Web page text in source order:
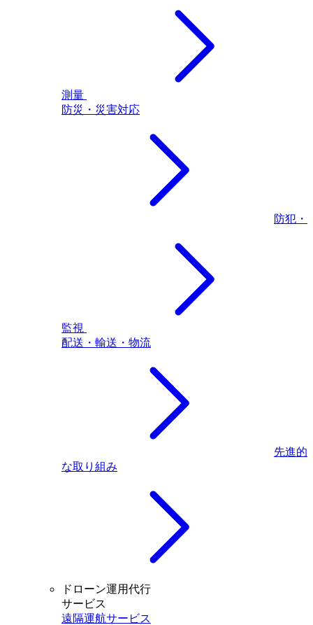
測量
防災・災害対応
防犯・
監視
配送・輸送・物流
先進的
な取り組み
ドローン運用代行
サービス
遠隔運航サービス